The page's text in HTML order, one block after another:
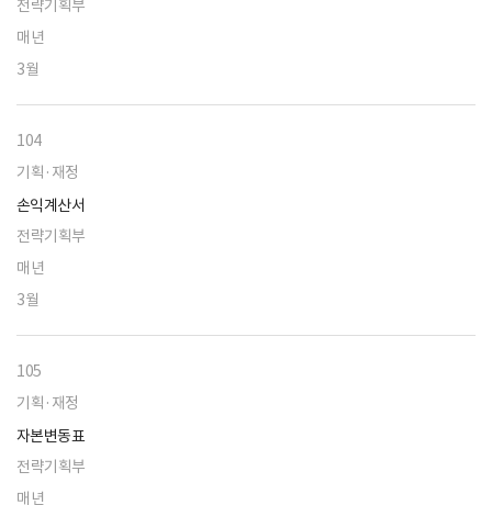
전략기획부
매년
3월
104
기획·재정
손익계산서
전략기획부
매년
3월
105
기획·재정
자본변동표
전략기획부
매년